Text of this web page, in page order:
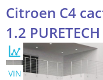
Citroen C4
1.2
VIN